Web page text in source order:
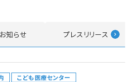
お知らせ プレスリリース
こども医療センター